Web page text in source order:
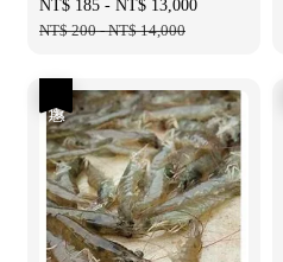
Sale
price
NT$ 185 - NT$ 13,000
NT$ 200-NT$ 14,000